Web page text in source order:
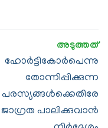
ഹോര്‍ട്ടികോർപെന്നു
തോന്നിപ്പിക്കുന്ന
പരസ്യങ്ങള്‍ക്കെതിരേ
ജാഗ്രത പാലിക്കുവാന്‍